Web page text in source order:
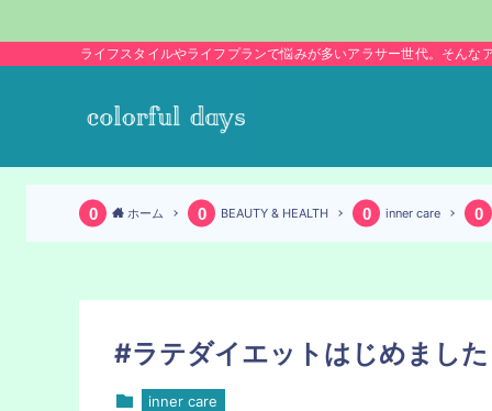
ライフスタイルやライフプランで悩みが多いアラサー世代。そん
ホーム BEAUTY & HEALTH inner care
#ラテダイエットはじめました
inner care